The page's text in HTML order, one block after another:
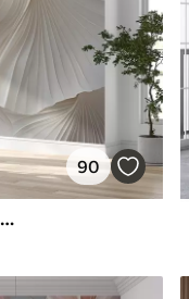
90
пелюстки, квіти, білий, кремовий, текстура, ніжність, декоративний